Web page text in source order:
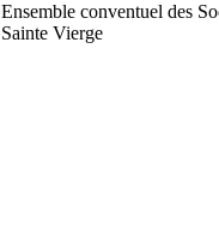
Ensemble conventuel des
Sainte Vierge